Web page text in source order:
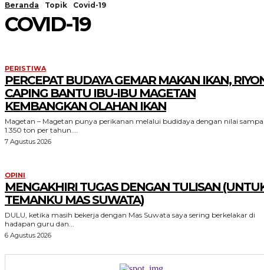
Beranda Topik Covid-19
COVID-19
PERISTIWA
PERCEPAT BUDAYA GEMAR MAKAN IKAN,
CAPING BANTU IBU-IBU MAGETAN
KEMBANGKAN OLAHAN IKAN
Magetan – Magetan punya perikanan melalui budidaya dengan nilai
1.350 ton per tahun....
7 Agustus 2026
OPINI
MENGAKHIRI TUGAS DENGAN TULISAN
TEMANKU MAS SUWATA)
DULU, ketika masih bekerja dengan Mas Suwata saya sering berkelakar di
hadapan guru dan...
6 Agustus 2026